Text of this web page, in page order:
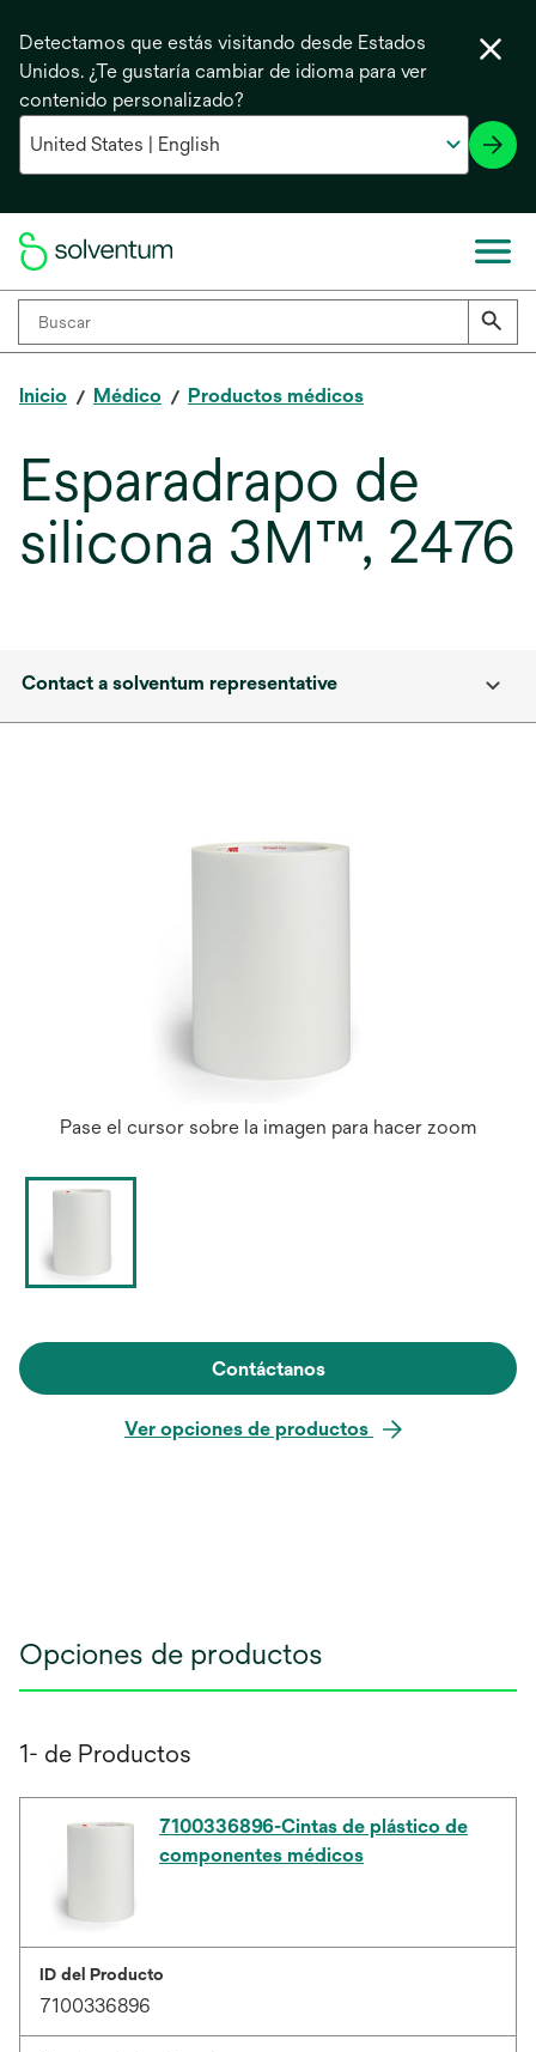
Detectamos que estás visitando desde Estados
Unidos. ¿Te gustaría cambiar de idioma para ver
contenido personalizado?
Inicio Médico Productos médicos
Esparadrapo de
silicona 3M™, 2476
Contact a solventum representative
Pase el cursor sobre la imagen para hacer zoom
Contáctanos
Ver opciones de productos
Opciones de productos
1- de Productos
7100336896-Cintas de plástico de
componentes médicos
ID del Producto
7100336896